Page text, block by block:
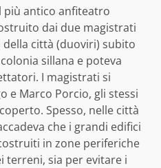
più antico anfiteatro
dai due magistrati
città (duoviri) subito
sillana e poteva
I magistrati si
e Marco Porcio, gli stessi
Spesso, nelle città
che i grandi edifici
in zone periferiche
terreni, sia per evitare i